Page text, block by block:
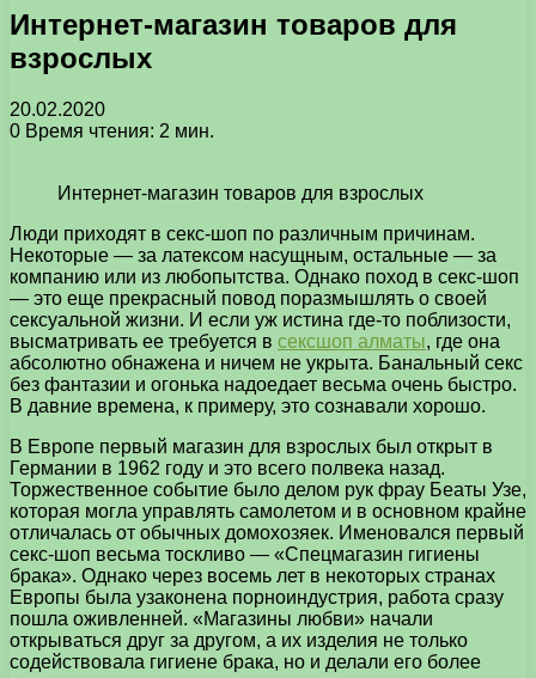
Интернет-магазин товаров для
взрослых
20.02.2020
0 Время чтения: 2 мин.
Интернет-магазин товаров для взрослых
Люди приходят в секс-шоп по различным причинам.
Некоторые — за латексом насущным, остальные — за
компанию или из любопытства. Однако поход в секс-шоп
— это еще прекрасный повод поразмышлять о своей
сексуальной жизни. И если уж истина где-то поблизости,
высматривать ее требуется в сексшоп алматы, где она
абсолютно обнажена и ничем не укрыта. Банальный секс
без фантазии и огонька надоедает весьма очень быстро.
В давние времена, к примеру, это сознавали хорошо.
В Европе первый магазин для взрослых был открыт в
Германии в 1962 году и это всего полвека назад.
Торжественное событие было делом рук фрау Беаты Узе,
которая могла управлять самолетом и в основном крайне
отличалась от обычных домохозяек. Именовался первый
секс-шоп весьма тоскливо — «Спецмагазин гигиены
брака». Однако через восемь лет в некоторых странах
Европы была узаконена порноиндустрия, работа сразу
пошла оживленней. «Магазины любви» начали
открываться друг за другом, а их изделия не только
содействовала гигиене брака, но и делали его более